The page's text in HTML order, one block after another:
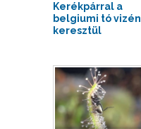
Kerékpárral a
belgiumi tó vizén
keresztül